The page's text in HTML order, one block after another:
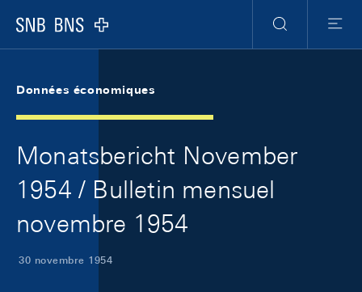
Logo
RechercheMenu
Données économiques
Monatsbericht November
1954 / Bulletin mensuel
novembre 1954
30 novembre 1954